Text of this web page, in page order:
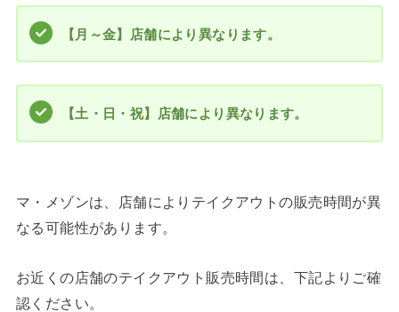
【月～金】店舗により異なります。
【土・日・祝】 店舗により異なります。
マ・メゾンは、店舗によりテイクアウトの販売時間が異
なる可能性があります。
お近くの店舗のテイクアウト販売時間は、下記よりご確
認ください。